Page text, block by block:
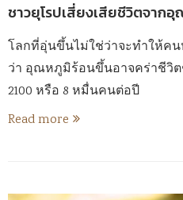
ชาวยุโรปเสี่ยงเสียชีวิตจา
โลกที่อุ่นขึ้นไม่ใช่ว่าจะทำให้คน
ว่า อุณหภูมิร้อนขึ้นอาจคร่าชีวิต
2100 หรือ 8 หมื่นคนต่อปี
Read more